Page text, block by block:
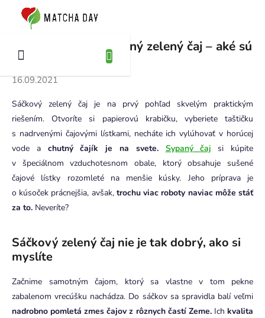
Sáčkový verzus sypaný zelený čaj – aké sú
medzi nimi rozdiely?
16.09.2021
Sáčkový zelený čaj je na prvý pohľad skvelým praktickým
riešením. Otvoríte si papierovú krabičku, vyberiete taštičku
s nadrvenými čajovými lístkami, necháte ich vylúhovať v horúcej
vode a chutný čajík je na svete. Sypaný čaj si kúpite
v špeciálnom vzduchotesnom obale, ktorý obsahuje sušené
čajové lístky rozomleté na menšie kúsky. Jeho príprava je
o kúsoček prácnejšia, avšak, trochu viac roboty naviac môže stáť
za to. Neveríte?
Sáčkový zelený čaj nie je tak dobrý, ako si
myslíte
Začnime samotným čajom, ktorý sa vlastne v tom pekne
zabalenom vrecúšku nachádza. Do sáčkov sa spravidla balí veľmi
nadrobno pomletá zmes čajov z rôznych častí Zeme.Ich kvalita